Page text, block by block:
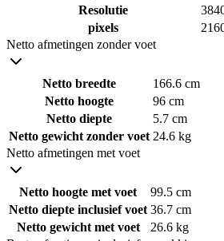
Resolutie
pixels
Netto afmetingen zonder voet
Netto breedte
166.6 cm
Netto hoogte
96 cm
Netto diepte
5.7 cm
Netto gewicht zonder voet 24.6 kg
Netto afmetingen met voet
Netto hoogte met voet
99.5 cm
Netto diepte inclusief voet 36.7 cm
Netto gewicht met voet
26.6 kg